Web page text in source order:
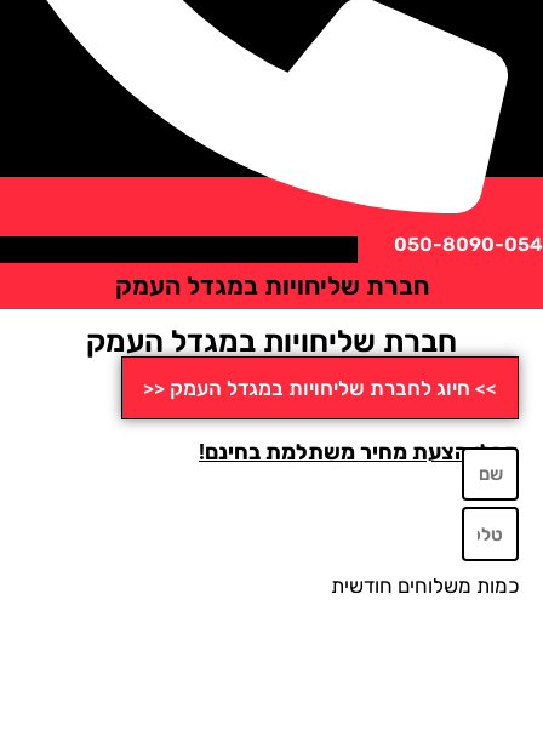
050-
חברת שליחויות במגדל העמק
חברת שליחויות במגדל העמק
>> חיוג לחברת שליחויות במגדל העמק <<
הצעת מחיר משתלמת בחינם!
משלוחים חודשית